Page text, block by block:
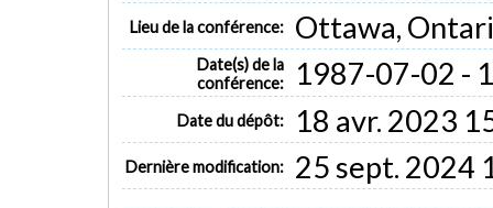
Lieu de la conférence: Ottawa,
Date(s) de la
conférence:
1987-07-02 -
Date du dépôt: 18 avr. 2023
Dernière modification: 25 sept. 2024